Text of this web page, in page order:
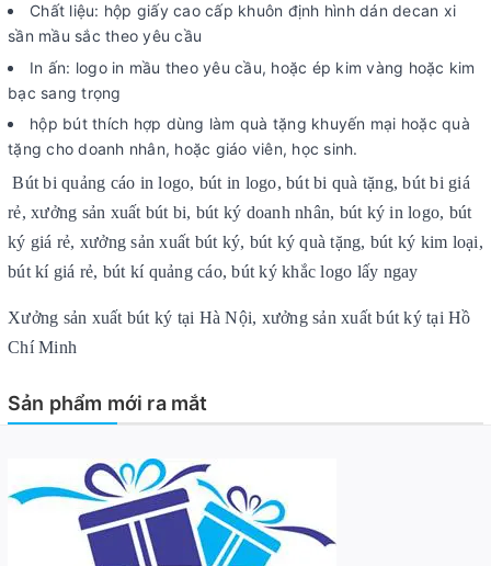
Chất liệu: hộp giấy cao cấp khuôn định hình dán decan xi
sần mầu sắc theo yêu cầu
In ấn: logo in mầu theo yêu cầu, hoặc ép kim vàng hoặc kim
bạc sang trọng
hộp bút thích hợp dùng làm quà tặng khuyến mại hoặc quà
tặng cho doanh nhân, hoặc giáo viên, học sinh.
Bút bi quảng cáo in logo, bút in logo, bút bi quà tặng, bút bi giá
rẻ, xưởng sản xuất bút bi, bút ký doanh nhân, bút ký in logo, bút
ký giá rẻ, xưởng sản xuất bút ký, bút ký quà tặng, bút ký kim loại,
bút kí giá rẻ, bút kí quảng cáo, bút ký khắc logo lấy ngay
Xưởng sản xuất bút ký tại Hà Nội, xưởng sản xuất bút ký tại Hồ
Chí Minh
Sản phẩm mới ra mắt